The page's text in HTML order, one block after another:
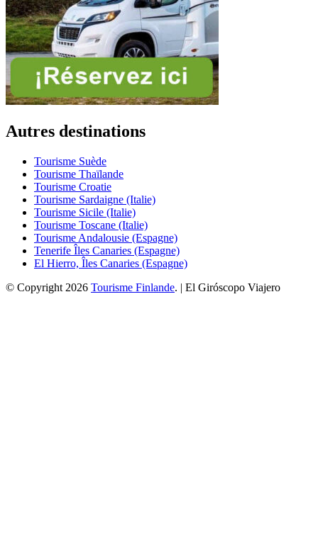
Autres destinations
Tourisme Suède
Tourisme Thaïlande
Tourisme Croatie
Tourisme Sardaigne (Italie)
Tourisme Sicile (Italie)
Tourisme Toscane (Italie)
Tourisme Andalousie (Espagne)
Tenerife Îles Canaries (Espagne)
El Hierro, Îles Canaries (Espagne)
© Copyright 2026 Tourisme Finlande. | El Giróscopo Viajero